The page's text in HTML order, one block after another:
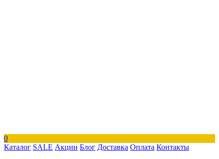
0
Каталог SALE Акции Блог Доставка Оплата Контакты